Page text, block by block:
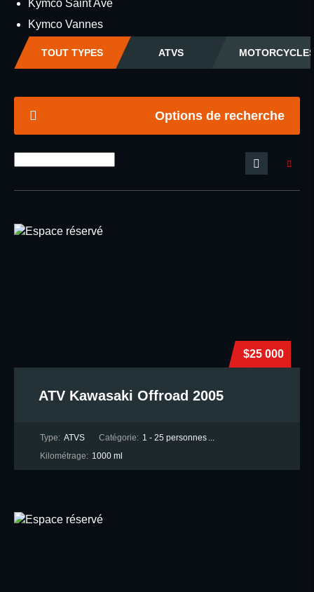
Kymco Saint Ave
Kymco Vannes
TOUT TYPES ATVS
Options de recherche
$25 000
ATV Kawasaki Offroad 2005
Type: ATVS Catégorie: 1 - 25 personnes ...
Kilométrage: 1000 ml